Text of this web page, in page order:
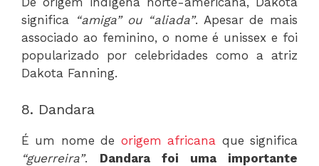
significa “amiga” ou “aliada”. Apesar de mais
associado ao feminino, o nome é unissex e foi
popularizado por celebridades como a atriz
Dakota Fanning.
8. Dandara
É um nome de origem africana que significa
“guerreira”. Dandara foi uma importante